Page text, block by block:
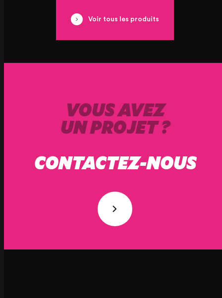
Voir tous les produits
VOUS AVEZ
UN PROJET ?
CONTACTEZ-NOUS